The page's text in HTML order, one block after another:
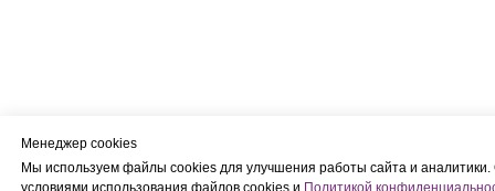
Менеджер cookies
Мы используем файлы cookies для улучшения работы сайта и